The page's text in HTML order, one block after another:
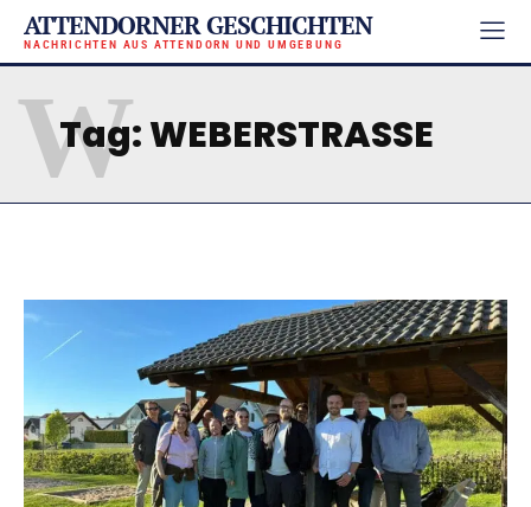
ATTENDORNER GESCHICHTEN
NACHRICHTEN AUS ATTENDORN UND UMGEBUNG
Tag:WEBERSTRASSE
W